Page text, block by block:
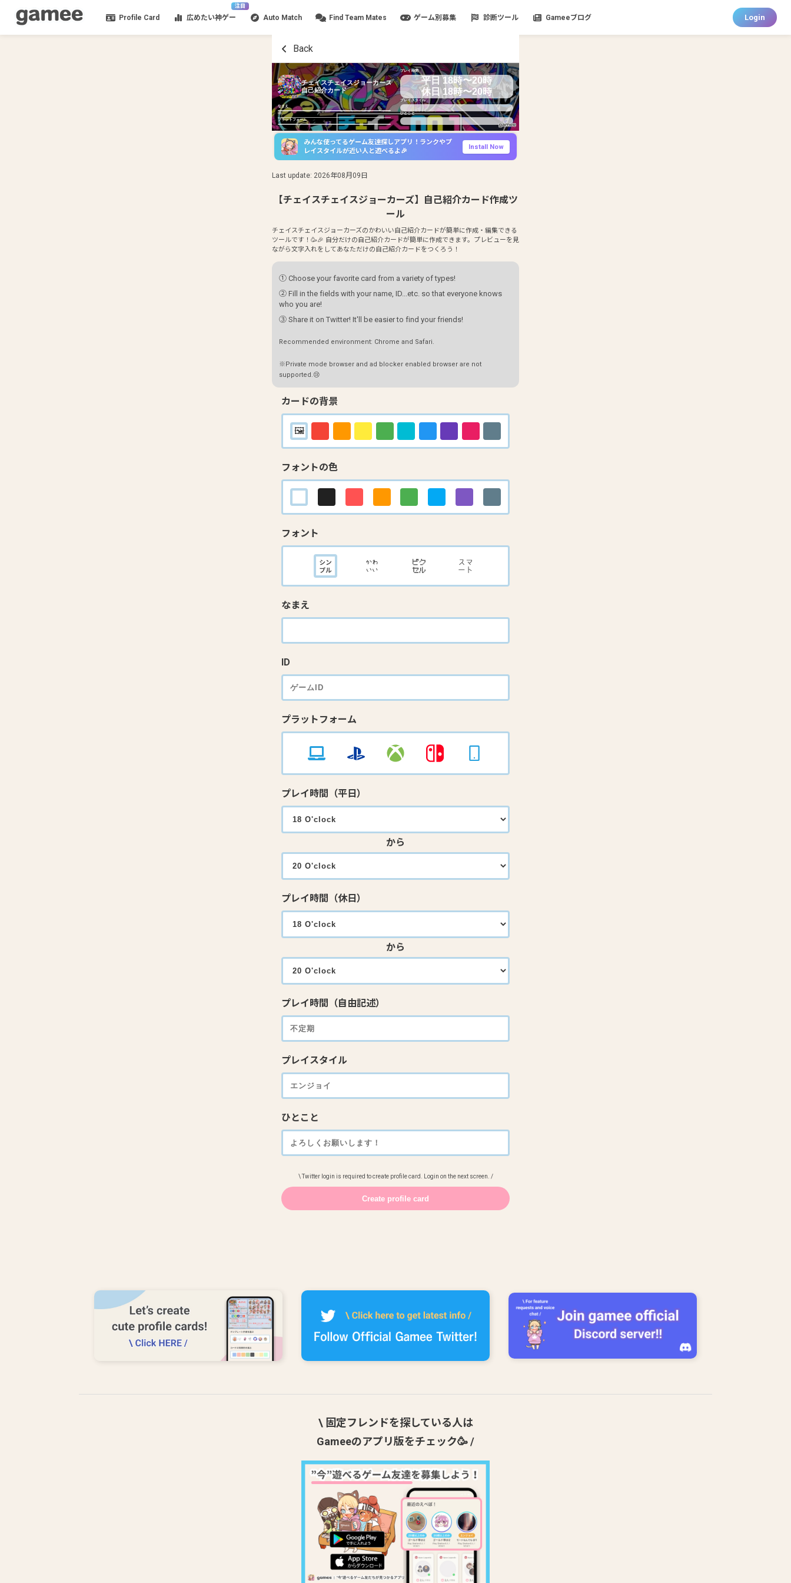
Profile Card
注目
広めたい神ゲー Auto Match Find Team Mates ゲーム別募集 診断ツール Gameeブログ Login
Back
チェイスチェイスジョーカーズ
自己紹介カード
なまえ
ID
プラットフォーム
プレイ時間
平日 18時〜20時
休日 18時〜20時
プレイスタイル
ひとこと
みんな使ってるゲーム友達探しアプリ！ランクやプ
レイスタイルが近い人と遊べるよ🎉
Install Now
Last update: 2026年08月09日
【チェイスチェイスジョーカーズ】自己紹介カード作成ツ
ール
チェイスチェイスジョーカーズのかわいい自己紹介カードが簡単に作成・編集できる
ツールです！🥳🎉 自分だけの自己紹介カードが簡単に作成できます。プレビューを見
ながら文字入れをしてあなただけの自己紹介カードをつくろう！
① Choose your favorite card from a variety of types!
② Fill in the fields with your name, ID...etc. so that everyone knows
who you are!
③ Share it on Twitter! It'll be easier to find your friends!
Recommended environment: Chrome and Safari.
※Private mode browser and ad blocker enabled browser are not
supported.😢
カードの背景
フォントの色
フォント
なまえ
ID
プラットフォーム
プレイ時間（平日）
から
プレイ時間（休日）
から
プレイ時間（自由記述）
プレイスタイル
ひとこと
\ Twitter login is required to create profile card. Login on the next screen. /
\ 固定フレンドを探している人は
Gameeのアプリ版をチェック🥳 /